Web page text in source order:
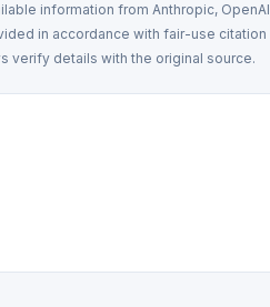
information from Anthropic,
in accordance with fair-use
verify details with the original source.